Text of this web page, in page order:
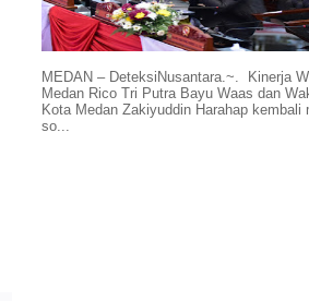
MEDAN – DeteksiNusantara.~. Kinerja
Medan Rico Tri Putra Bayu Waas dan
Kota Medan Zakiyuddin Harahap kembali
so...